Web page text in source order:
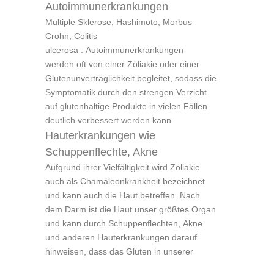
Autoimmunerkrankungen
Multiple Sklerose, Hashimoto, Morbus
Crohn, Colitis
ulcerosa : Autoimmunerkrankungen
werden oft von einer Zöliakie oder einer
Glutenunverträglichkeit begleitet, sodass die
Symptomatik durch den strengen Verzicht
auf glutenhaltige Produkte in vielen Fällen
deutlich verbessert werden kann.
Hauterkrankungen wie
Schuppenflechte, Akne
Aufgrund ihrer Vielfältigkeit wird Zöliakie
auch als Chamäleonkrankheit bezeichnet
und kann auch die Haut betreffen. Nach
dem Darm ist die Haut unser größtes Organ
und kann durch Schuppenflechten, Akne
und anderen Hauterkrankungen darauf
hinweisen, dass das Gluten in unserer